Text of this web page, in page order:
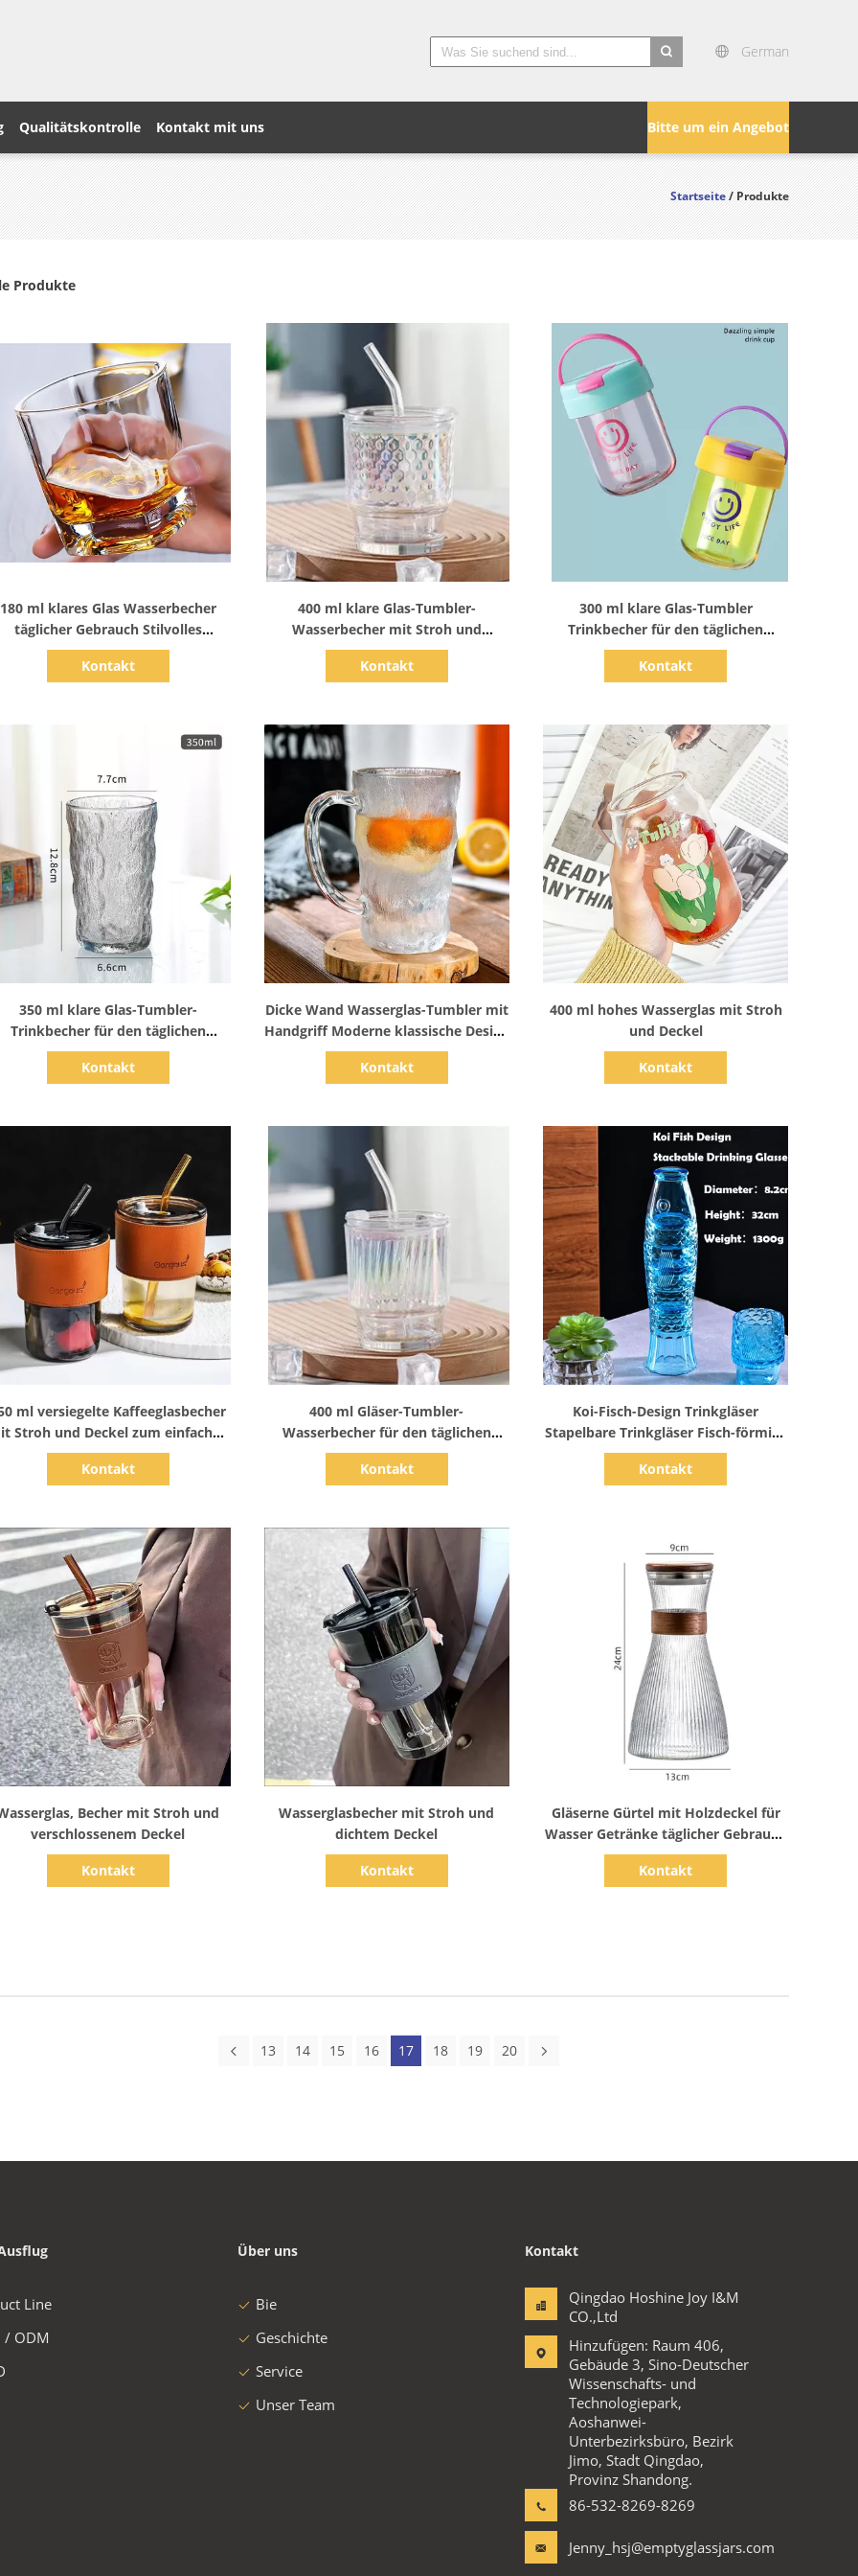
German
Bitte um ein Angebot
Qualitätskontrolle Kontakt mit uns
Startseite/ Produkte
Produkte
180 ml klares Glas Wasserbecher
täglicher Gebrauch Stilvolles
Trinkglas
Kontakt
400 ml klare Glas-Tumbler-
Wasserbecher mit Stroh und
verschlossenem Deckel für den
täglichen Gebrauch
Kontakt
300 ml klare Glas-Tumbler
Trinkbecher für den täglichen
Gebrauch Wasserglas Kaltgetränke
Kontakt
350 ml klare Glas-Tumbler-
Trinkbecher für den täglichen
Wasserglas Kaltgetränke
Kontakt
Dicke Wand Wasserglas-Tumbler mit
Handgriff Moderne klassische Design
Kristall Trinkbecher
Kontakt
400 ml hohes Wasserglas mit Stroh
und Deckel
Kontakt
ml versiegelte Kaffeeglasbecher
Stroh und Deckel zum einfachen
Tragen von Kaffeegetränken
Kontakt
400 ml Gläser-Tumbler-
Wasserbecher für den täglichen
Gebrauch
Kontakt
Koi-Fisch-Design Trinkgläser
Stapelbare Trinkgläser Fisch-förmige
Gläser Trinkgläser für
Heimdekoration
Kontakt
Becher mit Stroh und
verschlossenem Deckel
Kontakt
Wasserglasbecher mit Stroh und
dichtem Deckel
Kontakt
Gläserne Gürtel mit Holzdeckel für
Wasser Getränke täglicher Gebrauch
Silicone Ring
Kontakt
13 14 15 16 17 18 19 20
Line
/ ODM
Über uns
Bie
Geschichte
Service
Unser Team
Kontakt
Qingdao Hoshine Joy I&M
CO.,Ltd
Hinzufügen: Raum 406,
Gebäude 3, Sino-Deutscher
Wissenschafts- und
Technologiepark,
Aoshanwei-
Unterbezirksbüro, Bezirk
Jimo, Stadt Qingdao,
Provinz Shandong.
86-532-8269-8269
Jenny_hsj@emptyglassjars.com